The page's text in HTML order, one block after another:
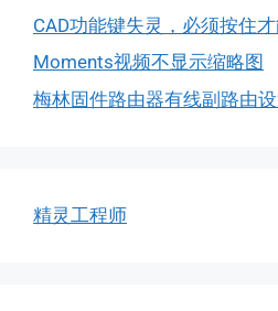
CAD功能键失灵，必须按住
Moments视频不显示缩略图
梅林固件路由器有线副路由
精灵工程师